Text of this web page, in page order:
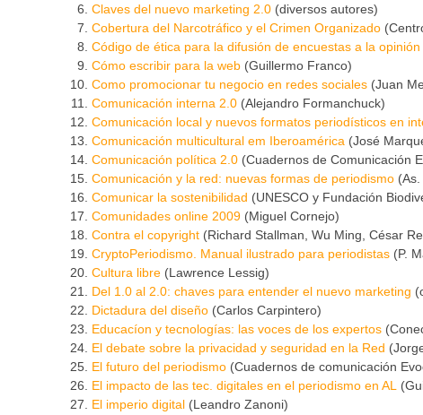
Claves del nuevo marketing 2.0 (diversos autores)
Cobertura del Narcotráfico y el Crimen Organizado
Código de ética para la difusión de encuestas a la
Cómo escribir para la web (Guillermo Franco)
Como promocionar tu negocio en redes sociales (Juan
Comunicación interna 2.0 (Alejandro Formanchuck)
Comunicación local y nuevos formatos periodísticos en
Comunicación multicultural em Iberoamérica (José
Comunicación política 2.0 (Cuadernos de Comunicación
Comunicación y la red: nuevas formas de periodismo
Comunicar la sostenibilidad (UNESCO y Fundación
Comunidades online 2009 (Miguel Cornejo)
Contra el copyright (Richard Stallman, Wu Ming, César
CryptoPeriodismo. Manual ilustrado para periodistas (P.
Cultura libre (Lawrence Lessig)
Del 1.0 al 2.0: chaves para entender el nuevo marketing
Dictadura del diseño (Carlos Carpintero)
Educacíon y tecnologías: las voces de los expertos
El debate sobre la privacidad y seguridad en la Red
El futuro del periodismo (Cuadernos de comunicación
El impacto de las tec. digitales en el periodismo en AL
El imperio digital (Leandro Zanoni)